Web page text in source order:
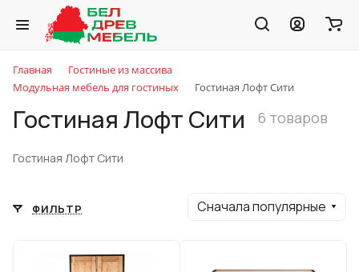
Главная
Гостиные из массива
Модульная мебель для гостиных
Гостиная Лофт Сити
Гостиная Лофт Сити 6 товаров
Гостиная Лофт Сити
ФИЛЬТР Сначала популярные